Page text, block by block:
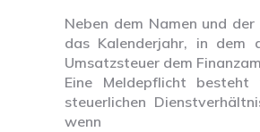
Neben dem Namen und
das Kalenderjahr, in dem
Umsatzsteuer dem
Eine Meldepflicht
steuerlichen
wenn